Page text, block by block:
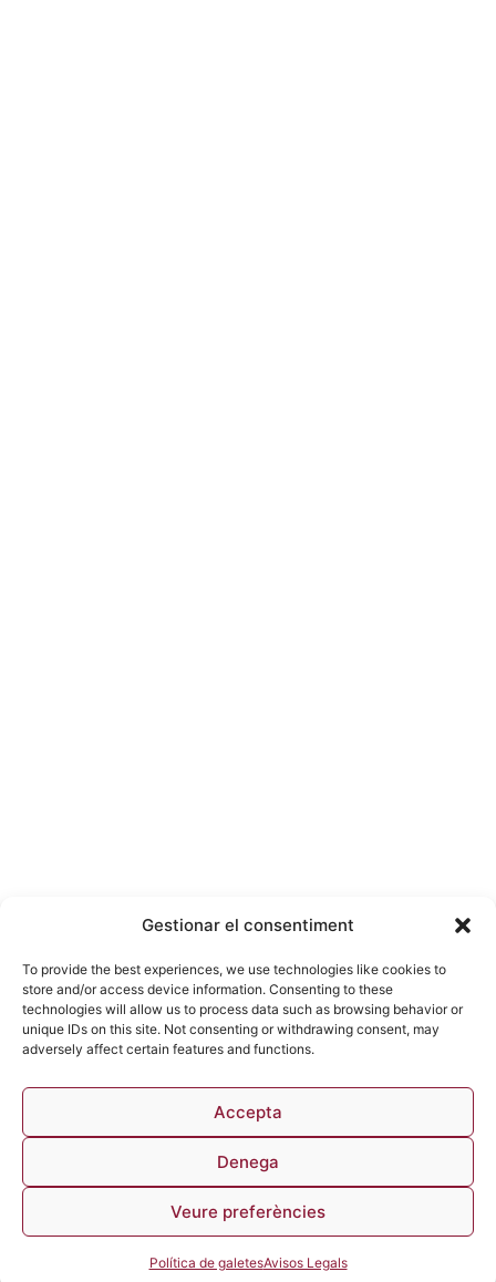
Gestionar el consentiment
To provide the best experiences, we use technologies like cookies to
store and/or access device information. Consenting to these
technologies will allow us to process data such as browsing behavior or
unique IDs on this site. Not consenting or withdrawing consent, may
adversely affect certain features and functions.
Accepta
Denega
Veure preferències
Política de galetesAvisos Legals